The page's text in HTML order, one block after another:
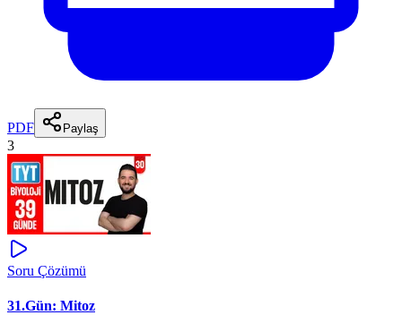
PDF Paylaş
3
Soru Çözümü
31.Gün: Mitoz